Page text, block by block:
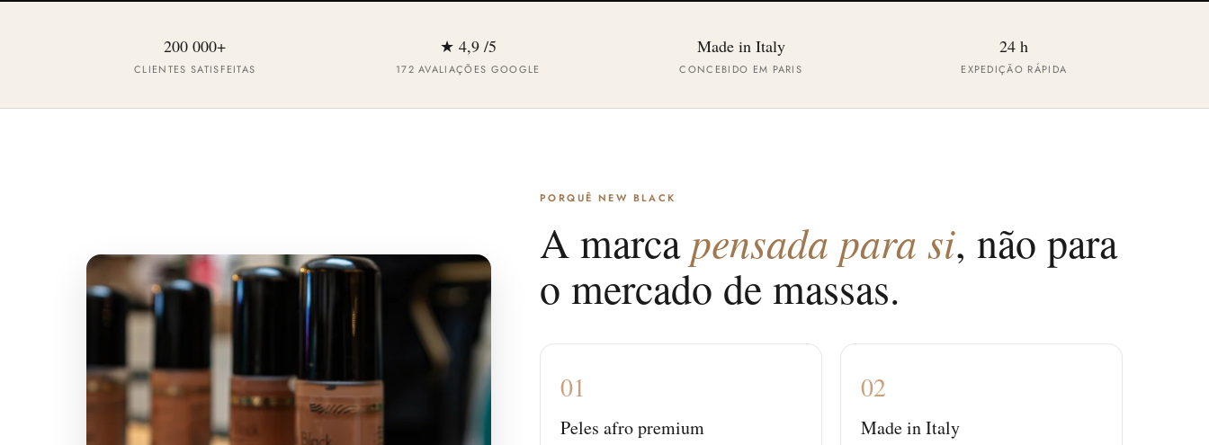
200 000+
CLIENTES SATISFEITAS
★ 4,9 /5
172 AVALIAÇÕES GOOGLE
Made in Italy
CONCEBIDO EM PARIS
24 h
EXPEDIÇÃO RÁPIDA
PORQUÊ NEW BLACK
A marcapensada para si, não para
o mercado de massas.
01
Peles afro premium
02
Made in Italy